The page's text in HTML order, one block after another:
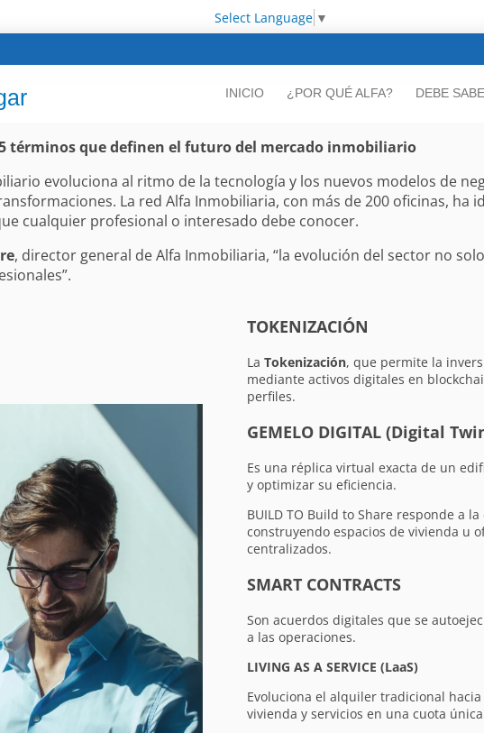
Select Language ▼
INICIO ¿POR QUÉ ALFA? DEBE
términos que definen el futuro del mercado inmobiliario
evoluciona al ritmo de la tecnología y los nuevos modelos de
La red Alfa Inmobiliaria, con más de 200 oficinas, ha
cualquier profesional o interesado debe conocer.
, director general de Alfa Inmobiliaria, “la evolución del sector no
TOKENIZACIÓN
La Tokenización, que permite la
mediante activos digitales en
perfiles.
GEMELO DIGITAL (Digital
Es una réplica virtual exacta de un
y optimizar su eficiencia.
BUILD TO Build to Share responde a
construyendo espacios de vivienda u
centralizados.
SMART CONTRACTS
Son acuerdos digitales que se
a las operaciones.
LIVING AS A SERVICE (LaaS)
Evoluciona el alquiler tradicional
vivienda y servicios en una cuota